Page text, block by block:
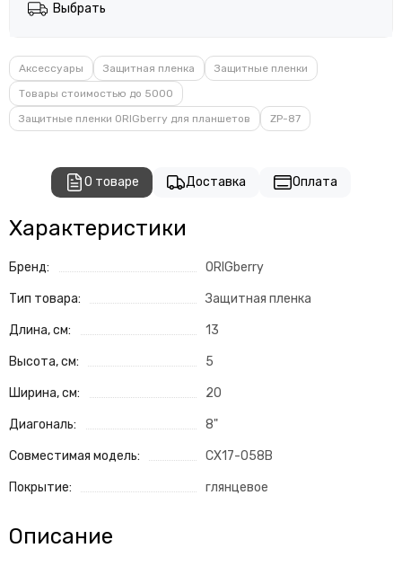
Выбрать
Аксессуары Защитная пленка
Защитные пленки
Товары стоимостью до 5000
Защитные пленки ORIGberry для планшетов
ZP-87
О товаре Доставка Оплата
Характеристики
Бренд: ORIGberry
Тип товара: Защитная пленка
Длина, см: 13
Высота, см: 5
Ширина, см: 20
Диагональ: 8"
Совместимая модель: CX17-058B
Покрытие: глянцевое
Описание